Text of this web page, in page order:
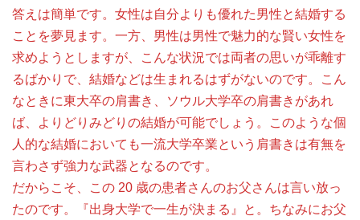
答えは簡単です。女性は自分よりも優れた男性と結婚する
ことを夢見ます。一方、男性は男性で魅力的な賢い女性を
求めようとしますが、こんな状況では両者の思いが乖離す
るばかりで、結婚などは生まれるはずがないのです。こん
なときに東大卒の肩書き、ソウル大学卒の肩書きがあれ
ば、よりどりみどりの結婚が可能でしょう。このような個
人的な結婚においても一流大学卒業という肩書きは有無を
言わさず強力な武器となるのです。
だからこそ、この 20 歳の患者さんのお父さんは言い放っ
たのです。『出身大学で一生が決まる』と。ちなみにお父